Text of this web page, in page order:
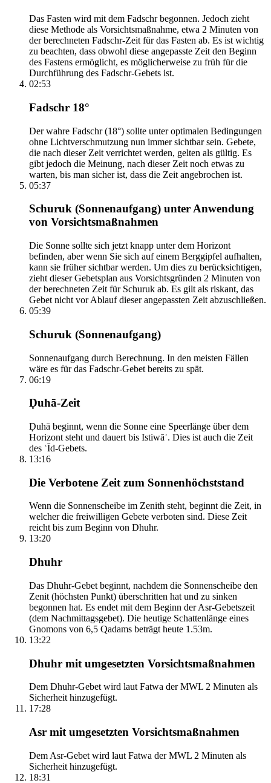
Das Fasten wird mit dem Fadschr begonnen. Jedoch zieht
diese Methode als Vorsichtsmaßnahme, etwa 2 Minuten von
der berechneten Fadschr-Zeit für das Fasten ab. Es ist wichtig
zu beachten, dass obwohl diese angepasste Zeit den Beginn
des Fastens ermöglicht, es möglicherweise zu früh für die
Durchführung des Fadschr-Gebets ist.
02:53
Fadschr 18°
Der wahre Fadschr (18°) sollte unter optimalen Bedingungen
ohne Lichtverschmutzung nun immer sichtbar sein. Gebete,
die nach dieser Zeit verrichtet werden, gelten als gültig. Es
gibt jedoch die Meinung, nach dieser Zeit noch etwas zu
warten, bis man sicher ist, dass die Zeit angebrochen ist.
05:37
Schuruk (Sonnenaufgang) unter Anwendung
von Vorsichtsmaßnahmen
Die Sonne sollte sich jetzt knapp unter dem Horizont
befinden, aber wenn Sie sich auf einem Berggipfel aufhalten,
kann sie früher sichtbar werden. Um dies zu berücksichtigen,
zieht dieser Gebetsplan aus Vorsichtsgründen 2 Minuten von
der berechneten Zeit für Schuruk ab. Es gilt als riskant, das
Gebet nicht vor Ablauf dieser angepassten Zeit abzuschließen.
05:39
Schuruk (Sonnenaufgang)
Sonnenaufgang durch Berechnung. In den meisten Fällen
wäre es für das Fadschr-Gebet bereits zu spät.
06:19
Ḍuhā-Zeit
Ḍuhā beginnt, wenn die Sonne eine Speerlänge über dem
Horizont steht und dauert bis Istiwāʾ. Dies ist auch die Zeit
des ʿĪd-Gebets.
13:16
Die Verbotene Zeit zum Sonnenhöchststand
Wenn die Sonnenscheibe im Zenith steht, beginnt die Zeit, in
welcher die freiwilligen Gebete verboten sind. Diese Zeit
reicht bis zum Beginn von Dhuhr.
13:20
Dhuhr
Das Dhuhr-Gebet beginnt, nachdem die Sonnenscheibe den
Zenit (höchsten Punkt) überschritten hat und zu sinken
begonnen hat. Es endet mit dem Beginn der Asr-Gebetszeit
(dem Nachmittagsgebet). Die heutige Schattenlänge eines
Gnomons von 6,5 Qadams beträgt heute 1.53m.
13:22
Dhuhr mit umgesetzten Vorsichtsmaßnahmen
Dem Dhuhr-Gebet wird laut Fatwa der MWL 2 Minuten als
Sicherheit hinzugefügt.
17:28
Asr mit umgesetzten Vorsichtsmaßnahmen
Dem Asr-Gebet wird laut Fatwa der MWL 2 Minuten als
Sicherheit hinzugefügt.
18:31